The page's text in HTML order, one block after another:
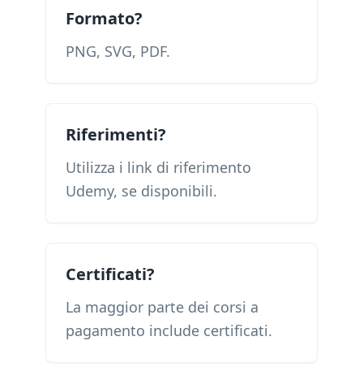
Formato?
PNG, SVG, PDF.
Riferimenti?
Utilizza i link di riferimento
Udemy, se disponibili.
Certificati?
La maggior parte dei corsi a
pagamento include certificati.